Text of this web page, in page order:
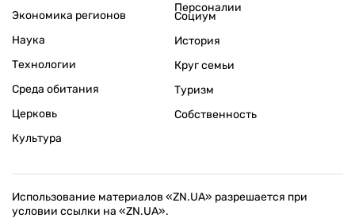
Экономика регионов
Персоналии
Наука
Технологии
Среда обитания
Церковь
Культура
Социум
История
Круг семьи
Туризм
Собственность
Использование материалов «ZN.UA» разрешается при
условии ссылки на «ZN.UA».